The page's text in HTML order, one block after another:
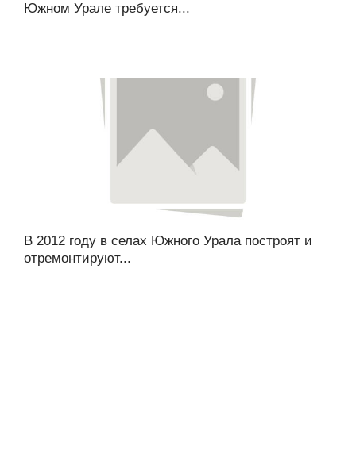
Южном Урале требуется...
В 2012 году в селах Южного Урала построят и
отремонтируют...